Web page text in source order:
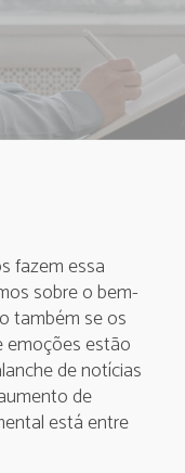
fazem essa
sobre o bem-
também se os
emoções estão
de notícias
de
está entre